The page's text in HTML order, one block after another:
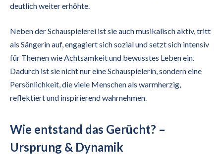
deutlich weiter erhöhte.
Neben der Schauspielerei ist sie auch musikalisch aktiv, tritt
als Sängerin auf, engagiert sich sozial und setzt sich intensiv
für Themen wie Achtsamkeit und bewusstes Leben ein.
Dadurch ist sie nicht nur eine Schauspielerin, sondern eine
Persönlichkeit, die viele Menschen als warmherzig,
reflektiert und inspirierend wahrnehmen.
Wie entstand das Gerücht? –
Ursprung & Dynamik